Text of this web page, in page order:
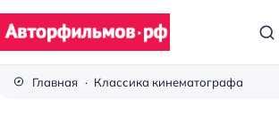
Главная Классика кинематографа